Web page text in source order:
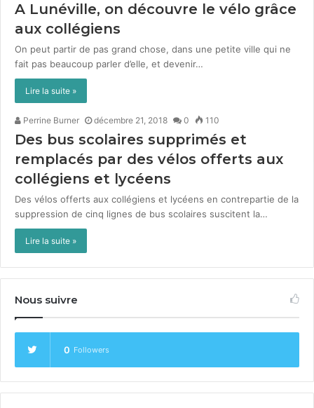
A Lunéville, on découvre le vélo grâce
aux collégiens
On peut par­tir de pas grand chose, dans une petite ville qui ne
fait pas beau­coup par­ler d’elle, et devenir…
Lire la suite »
Perrine Burner décembre 21, 2018 0 110
Des bus scolaires supprimés et
remplacés par des vélos offerts aux
collégiens et lycéens
Des vélos offerts aux col­légiens et lycéens en con­trepar­tie de la
sup­pres­sion de cinq lignes de bus sco­laires sus­ci­tent la…
Lire la suite »
Nous suivre
0 Followers